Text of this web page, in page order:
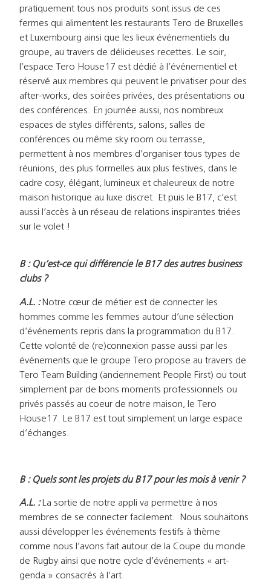
pratiquement tous nos produits sont issus de ces
fermes qui alimentent les restaurants Tero de Bruxelles
et Luxembourg ainsi que les lieux événementiels du
groupe, au travers de délicieuses recettes. Le soir,
l’espace Tero House17 est dédié à l’événementiel et
réservé aux membres qui peuvent le privatiser pour des
after-works, des soirées privées, des présentations ou
des conférences. En journée aussi, nos nombreux
espaces de styles différents, salons, salles de
conférences ou même sky room ou terrasse,
permettent à nos membres d’organiser tous types de
réunions, des plus formelles aux plus festives, dans le
cadre cosy, élégant, lumineux et chaleureux de notre
maison historique au luxe discret. Et puis le B17, c’est
aussi l’accès à un réseau de relations inspirantes triées
sur le volet !
B : Qu’est-ce qui différencie le B17 des autres business
clubs ?
A.L. : Notre cœur de métier est de connecter les
hommes comme les femmes autour d’une sélection
d’événements repris dans la programmation du B17.
Cette volonté de (re)connexion passe aussi par les
événements que le groupe Tero propose au travers de
Tero Team Building (anciennement People First) ou tout
simplement par de bons moments professionnels ou
privés passés au coeur de notre maison, le Tero
House17. Le B17 est tout simplement un large espace
d’échanges.
B : Quels sont les projets du B17 pour les mois à venir ?
A.L. :La sortie de notre appli va permettre à nos
membres de se connecter facilement. Nous souhaitons
aussi développer les événements festifs à thème
comme nous l’avons fait autour de la Coupe du monde
de Rugby ainsi que notre cycle d’événements « art-
genda » consacrés à l’art.